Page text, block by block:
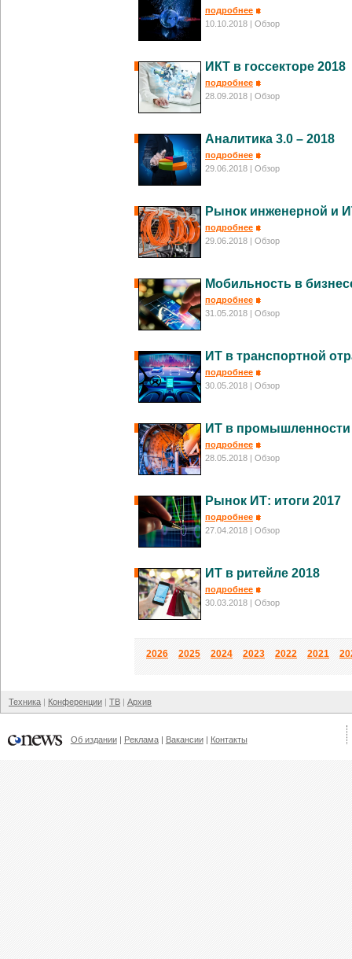
подробнее
10.10.2018
| Обзор
ИКТ в госсекторе 2018
подробнее
28.09.2018
| Обзор
Аналитика 3.0 – 2018
подробнее
29.06.2018
| Обзор
Рынок инженерной и
подробнее
29.06.2018
| Обзор
Мобильность в
подробнее
31.05.2018
| Обзор
ИТ в транспортной
подробнее
30.05.2018
| Обзор
ИТ в промышленности
подробнее
28.05.2018
| Обзор
Рынок ИТ: итоги 2017
подробнее
27.04.2018
| Обзор
ИТ в ритейле 2018
подробнее
30.03.2018
| Обзор
2026 2025 2024 2023 2022 2021
Техника Конференции ТВ Архив
Об издании Реклама Вакансии Контакты